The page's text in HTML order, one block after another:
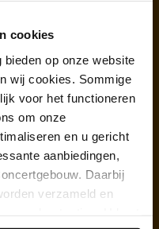
cookies
op onze website
wij cookies. Sommige
voor het functioneren
om onze
en u gericht
aanbiedingen,
Daarbij
verzameld en